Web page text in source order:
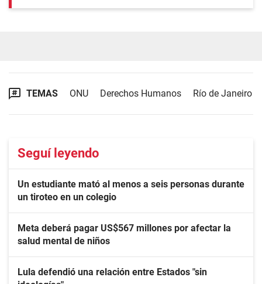
TEMAS ONU Derechos Humanos Río de Janeiro
Seguí leyendo
Un estudiante mató al menos a seis personas durante
un tiroteo en un colegio
Meta deberá pagar US$567 millones por afectar la
salud mental de niños
Lula defendió una relación entre Estados "sin